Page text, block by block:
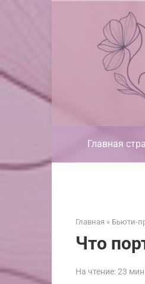
Главная
Главная » Бьюти-
Что
На чтение:23 мин